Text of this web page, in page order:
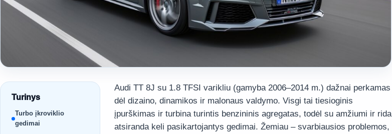
Turinys
Turbo įkroviklio
gedimai
Audi TT 8J su 1.8 TFSI varikliu (gamyba 2006–2014 m.) dažnai perkamas
dėl dizaino, dinamikos ir malonaus valdymo. Visgi tai tiesioginis
įpurškimas ir turbina turintis benzininis agregatas, todėl su amžiumi ir rida
atsiranda keli pasikartojantys gedimai. Žemiau – svarbiausios problemos,